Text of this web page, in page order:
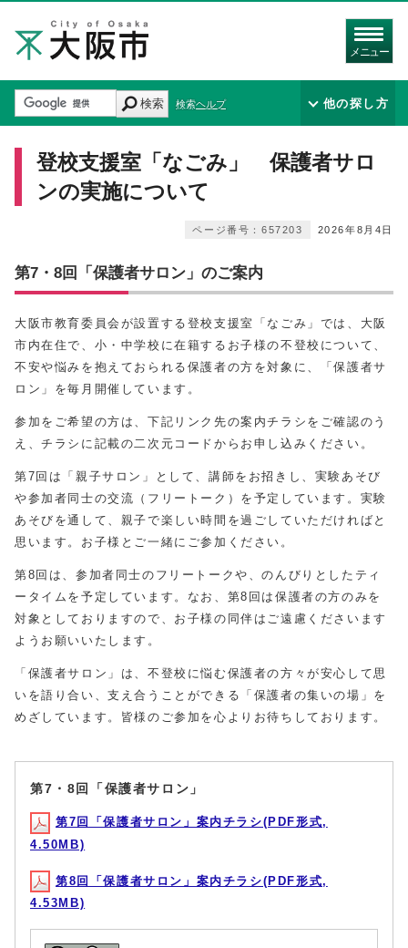
メニュー
検索 検索ヘルプ 他の探し方
登校支援室「なごみ」 保護者サロ
ンの実施について
2026年8月4日
ページ番号：657203
第7・8回「保護者サロン」のご案内
大阪市教育委員会が設置する登校支援室「なごみ」では、大阪
市内在住で、小・中学校に在籍するお子様の不登校について、
不安や悩みを抱えておられる保護者の方を対象に、「保護者サ
ロン」を毎月開催しています。
参加をご希望の方は、下記リンク先の案内チラシをご確認のう
え、チラシに記載の二次元コードからお申し込みください。
第7回は「親子サロン」として、講師をお招きし、実験あそび
や参加者同士の交流（フリートーク）を予定しています。実験
あそびを通して、親子で楽しい時間を過ごしていただければと
思います。お子様とご一緒にご参加ください。
第8回は、参加者同士のフリートークや、のんびりとしたティ
ータイムを予定しています。なお、第8回は保護者の方のみを
対象としておりますので、お子様の同伴はご遠慮くださいます
ようお願いいたします。
「保護者サロン」は、不登校に悩む保護者の方々が安心して思
いを語り合い、支え合うことができる「保護者の集いの場」を
めざしています。皆様のご参加を心よりお待ちしております。
第7・8回「保護者サロン」
第7回「保護者サロン」案内チラシ(PDF形式,
4.50MB)
第8回「保護者サロン」案内チラシ(PDF形式,
4.53MB)